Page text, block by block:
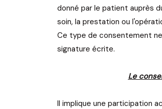
donné par le patient auprès
soin, la prestation ou
Ce type de consentement
signature écrite.
Le
Il implique une participation